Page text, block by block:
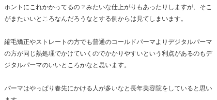
ホントにこれかかってるの？みたいな仕上がりもあったりしますが、そこ
がまたいいところなんだろうなとする側からは見てしまいます。
縮毛矯正やストレートの方でも普通のコールドパーマよりデジタルパーマ
の方が同じ熱処理でかけていくのでかかりやすいという利点があるのもデ
ジタルパーマのいいところかなと思います。
パーマはやっぱり春先にかける人が多いなと長年美容院をしていると思い